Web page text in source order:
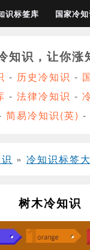
识标签库 国家冷
知识，让你涨
- 历史冷知识 -
- 法律冷知识 -
简易冷知识(英) -
» 冷知识标签
树木冷知识